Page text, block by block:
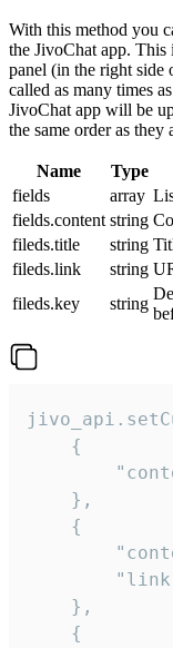
With this method you
the JivoChat app.
panel (in the right side
called as many times
JivoChat app will be
the same order as they
Name Type
fields
array
fields.content string
fileds.title
string
fileds.link
string
fileds.key
string
    {
    },
    {
    },
    {